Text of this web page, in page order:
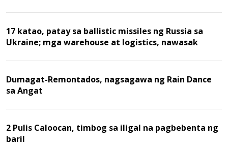
17 katao, patay sa ballistic missiles ng Russia sa
Ukraine; mga warehouse at logistics, nawasak
Dumagat-Remontados, nagsagawa ng Rain Dance
sa Angat
2 Pulis Caloocan, timbog sa iligal na pagbebenta ng
baril